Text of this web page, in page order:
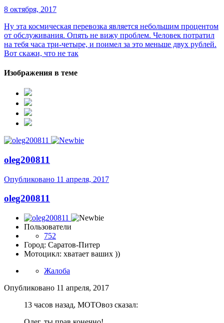
8 октября, 2017
Ну эта космическая перевозка является небольшим процентом
от обслуживания. Опять не вижу проблем. Человек потратил
на тебя часа три-четыре, и поимел за это меньше двух рублей.
Вот скажи, что не так
Изображения в теме
oleg200811
Опубликовано 11 апреля, 2017
oleg200811
Пользователи
752
Город: Саратов-Питер
Мотоцикл: хватает ваших ))
Жалоба
Опубликовано 11 апреля, 2017
13 часов назад, МОТОвоз сказал: